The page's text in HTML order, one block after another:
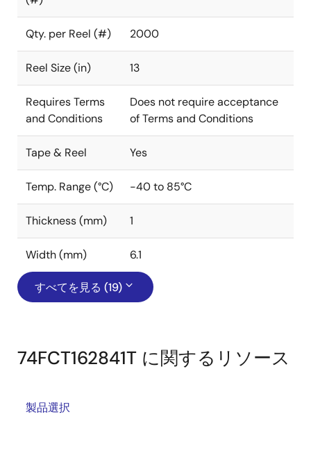
Qty. per Reel (#) 2000
Reel Size (in) 13
Requires Terms
and Conditions
Does not require acceptance
of Terms and Conditions
Tape & Reel Yes
Temp. Range (°C) -40 to 85°C
Thickness (mm) 1
Width (mm) 6.1
すべてを見る (19)
74FCT162841T に関するリソース
製品選択